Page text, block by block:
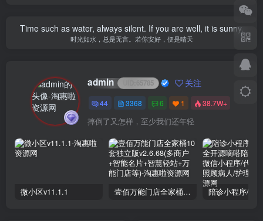
Time such as water, always silent. If you are well, it is sunny.
时光如水，总是无言。若你安好，便是晴天
admin 65785 关注
44 3368 6 1 38.7W+
摔倒了又怎样，至少我们还年轻
微小区v11.1.1 壹佰万能门店全家桶10套独立版v2.6.68(​多商户+智能名片+智慧轻站+万能门店等)